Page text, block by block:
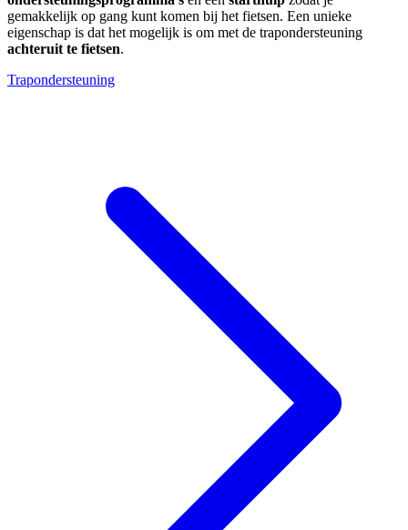
gemakkelijk op gang kunt komen bij het fietsen. Een unieke
eigenschap is dat het mogelijk is om met de trapondersteuning
achteruit te fietsen.
Trapondersteuning